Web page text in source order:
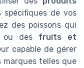
spécifiques de vos
des poissons qui
ou des fruits et
capable de gérer
marques telles que